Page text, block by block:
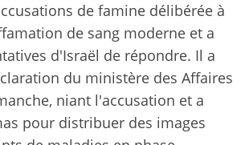
de famine délibérée à
de sang moderne et a
d'Israël de répondre. Il a
du ministère des Affaires
niant l'accusation et a
pour distribuer des images